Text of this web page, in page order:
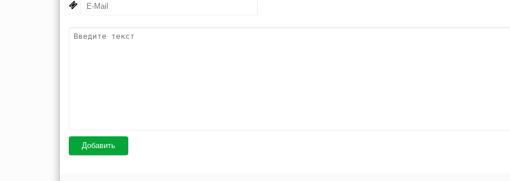
Добавить